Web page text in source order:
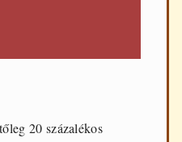
20 százalékos